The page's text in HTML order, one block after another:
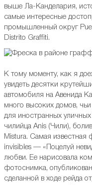
выше Ла-Канделария,
самые интересные
промышленный округ
Distrito Graffiti.
К тому моменту, как я
увидеть десятки
автомобиля на Авенида
много высоких домов,
для иностранных
чилийца Anis (Чили),
Mistura. Самая
invisibles — «Поцелуй
любви. Ее нарисовала
фотоснимка,
сделанной в ходе рейда